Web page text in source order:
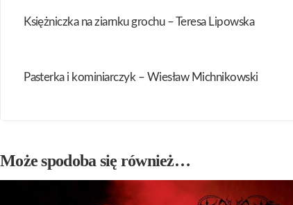
Księżniczka na ziarnku grochu – Teresa Lipowska
Pasterka i kominiarczyk – Wiesław Michnikowski
Może spodoba się również…